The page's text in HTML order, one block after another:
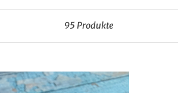
95 Produkte